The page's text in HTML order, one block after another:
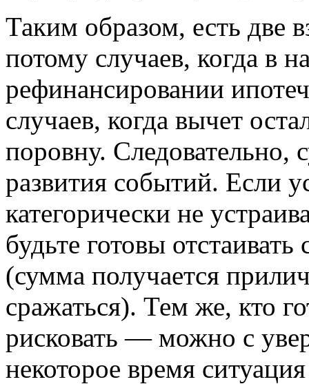
Таким образом, есть две
потому случаев, когда в
рефинансировании
случаев, когда вычет
поровну. Следовательно,
развития событий. Если
категорически не
будьте готовы
(сумма получается
сражаться). Тем же, кто
рисковать — можно с
некоторое время